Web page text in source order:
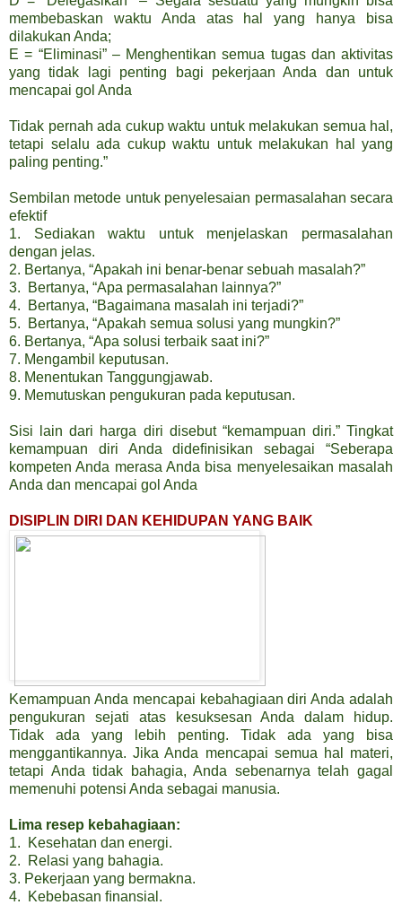
membebaskan waktu Anda atas hal yang hanya bisa
dilakukan Anda;
E = “Eliminasi” – Menghentikan semua tugas dan aktivitas
yang tidak lagi penting bagi pekerjaan Anda dan untuk
mencapai gol Anda
Tidak pernah ada cukup waktu untuk melakukan semua hal,
tetapi selalu ada cukup waktu untuk melakukan hal yang
paling penting.”
Sembilan metode untuk penyelesaian permasalahan secara
efektif
1. Sediakan waktu untuk menjelaskan permasalahan
dengan jelas.
2. Bertanya, “Apakah ini benar-benar sebuah masalah?”
3. Bertanya, “Apa permasalahan lainnya?”
4. Bertanya, “Bagaimana masalah ini terjadi?”
5. Bertanya, “Apakah semua solusi yang mungkin?”
6. Bertanya, “Apa solusi terbaik saat ini?”
7. Mengambil keputusan.
8. Menentukan Tanggungjawab.
9. Memutuskan pengukuran pada keputusan.
Sisi lain dari harga diri disebut “kemampuan diri.” Tingkat
kemampuan diri Anda dideﬁnisikan sebagai “Seberapa
kompeten Anda merasa Anda bisa menyelesaikan masalah
Anda dan mencapai gol Anda
DISIPLIN DIRI DAN KEHIDUPAN YANG BAIK
Kemampuan Anda mencapai kebahagiaan diri Anda adalah
pengukuran sejati atas kesuksesan Anda dalam hidup.
Tidak ada yang lebih penting. Tidak ada yang bisa
menggantikannya. Jika Anda mencapai semua hal materi,
tetapi Anda tidak bahagia, Anda sebenarnya telah gagal
memenuhi potensi Anda sebagai manusia.
Lima resep kebahagiaan:
1. Kesehatan dan energi.
2. Relasi yang bahagia.
3. Pekerjaan yang bermakna.
4. Kebebasan ﬁnansial.